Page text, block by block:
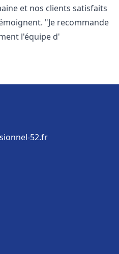
et nos clients satisfaits
"Je recommande
l'équipe d'
52.fr